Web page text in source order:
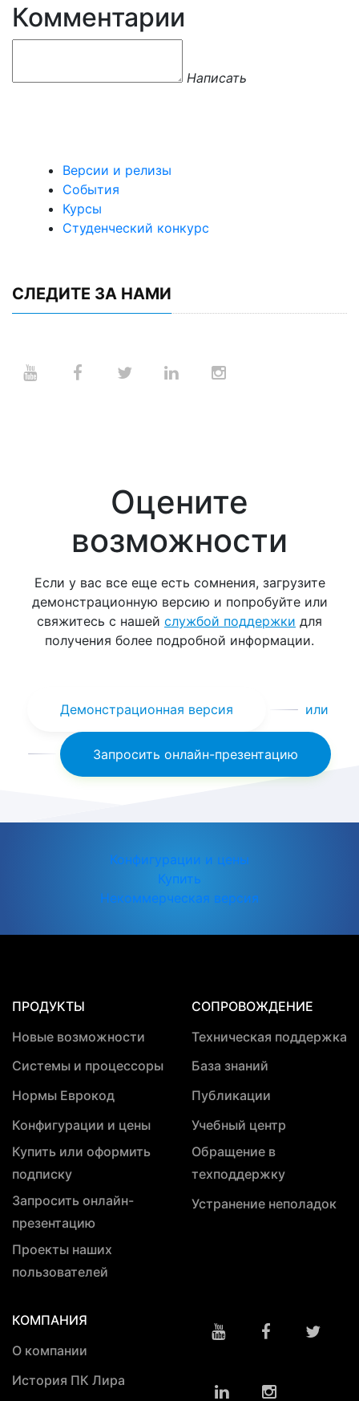
Комментарии
Написать
Версии и релизы
События
Курсы
Студенческий конкурс
СЛЕДИТЕ ЗА НАМИ
Оцените
возможности
Если у вас все еще есть сомнения, загрузите
демонстрационную версию и попробуйте или
свяжитесь с нашей службой поддержки для
получения более подробной информации.
Демонстрационная версия или
Запросить онлайн-презентацию
Конфигурации и цены
Купить
Некоммерческая версия
ПРОДУКТЫ
Новые возможности
Системы и процессоры
Нормы Еврокод
Конфигурации и цены
Купить или оформить
подписку
Запросить онлайн-
презентацию
Проекты наших
пользователей
СОПРОВОЖДЕНИЕ
Техническая поддержка
База знаний
Публикации
Учебный центр
Обращение в
техподдержку
Устранение неполадок
КОМПАНИЯ
О компании
История ПК Лира